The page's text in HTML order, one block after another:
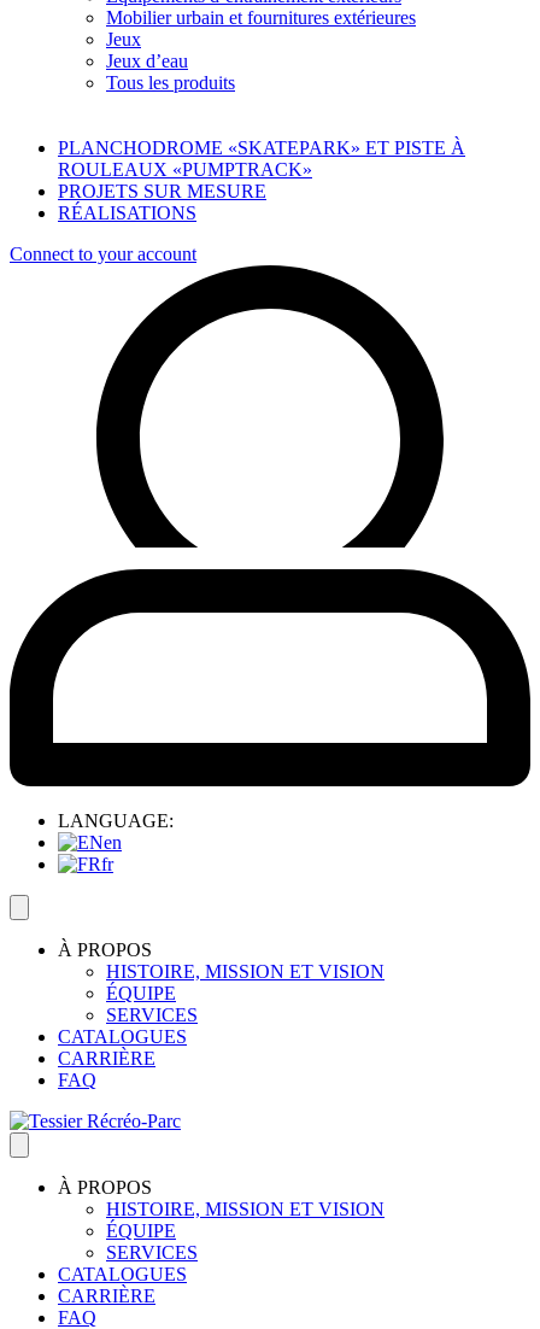
Mobilier urbain et fournitures extérieures
Jeux
Jeux d’eau
Tous les produits
PLANCHODROME «SKATEPARK» ET PISTE À
ROULEAUX «PUMPTRACK»
PROJETS SUR MESURE
RÉALISATIONS
Connect to your account
LANGUAGE:
en
fr
À PROPOS
HISTOIRE, MISSION ET VISION
ÉQUIPE
SERVICES
CATALOGUES
CARRIÈRE
FAQ
À PROPOS
HISTOIRE, MISSION ET VISION
ÉQUIPE
SERVICES
CATALOGUES
CARRIÈRE
FAQ